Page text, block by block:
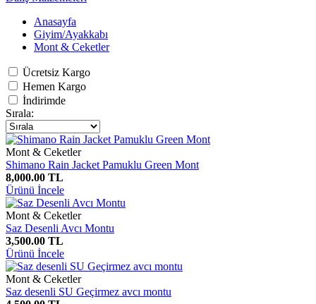
Anasayfa
Giyim/Ayakkabı
Mont & Ceketler
Ücretsiz Kargo
Hemen Kargo
İndirimde
Sırala:
Mont & Ceketler
Shimano Rain Jacket Pamuklu Green Mont
8,000.00 TL
Ürünü İncele
Mont & Ceketler
Saz Desenli Avcı Montu
3,500.00 TL
Ürünü İncele
Mont & Ceketler
Saz desenli SU Geçirmez avcı montu